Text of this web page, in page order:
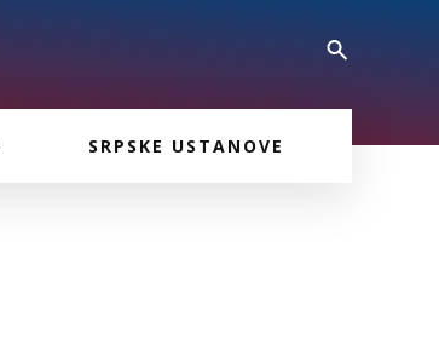
SRPSKE USTANOVE